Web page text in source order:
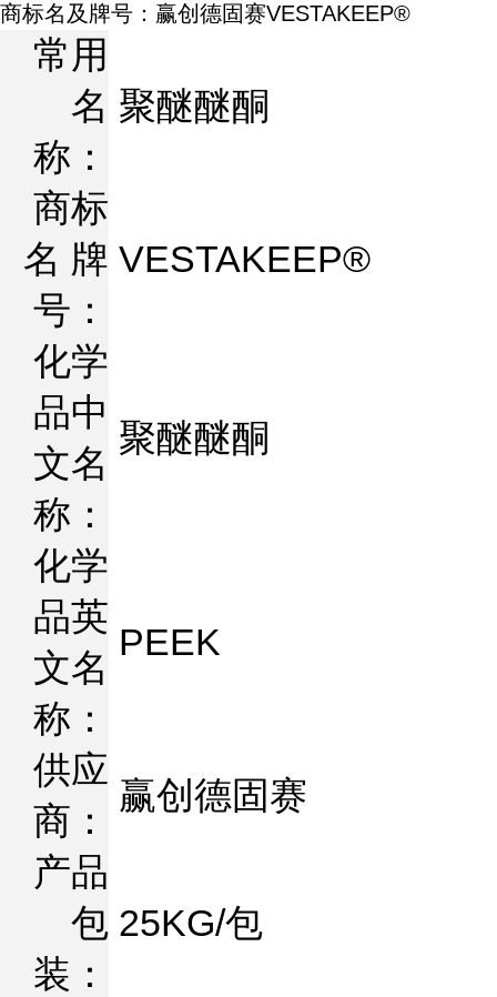
商标名及牌号：赢创德固赛VESTAKEEP®
常用
名
称：
聚醚醚酮
商标
名 牌
号：
VESTAKEEP®
化学
品中
文名
称：
聚醚醚酮
化学
品英
文名
称：
PEEK
供应
商：
赢创德固赛
产品
包
装：
25KG/包